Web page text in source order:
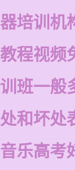
培训机
程视频
班一般
和坏处
乐高考